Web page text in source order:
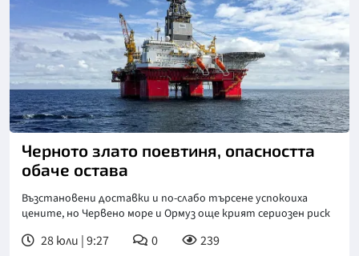
Черното злато поевтиня, опасността
обаче остава
Възстановени доставки и по-слабо търсене успокоиха
цените, но Червено море и Ормуз още крият сериозен риск
28 юли | 9:27 0 239